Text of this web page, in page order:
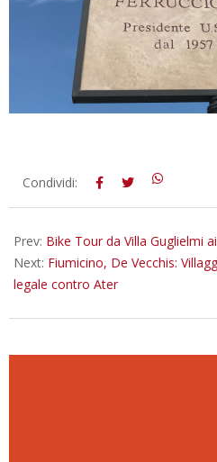
2018-
Condividi:
Prev: Bike Tour da Villa Guglielmi
Next: Fiumicino, De Vecchis:
legale contro Ater